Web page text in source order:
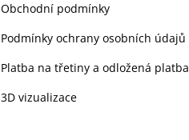
Obchodní podmínky
Podmínky ochrany osobních údajů
Platba na třetiny a odložená platba
3D vizualizace